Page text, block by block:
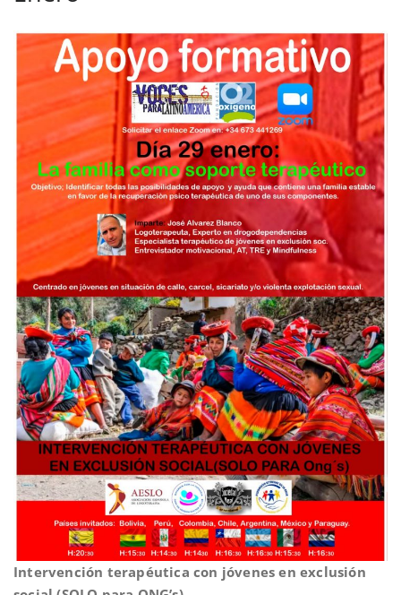
Intervención terapéutica con jóvenes en exclusión